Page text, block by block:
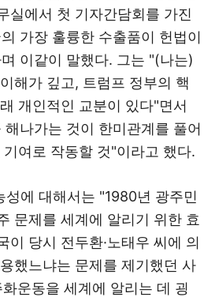
실에서 첫 기자간담회를 가진
가장 훌륭한 수출품이 헌법이
이같이 말했다. 그는 "(나는)
해가 깊고, 트럼프 정부의 핵
개인적인 교분이 있다"면서
나가는 것이 한미관계를 풀어
여로 작동할 것"이라고 했다.
성에 대해서는 "1980년 광주민
문제를 세계에 알리기 위한 효
이 당시 전두환·노태우 씨에 의
했느냐는 문제를 제기했던 사
운동을 세계에 알리는 데 굉